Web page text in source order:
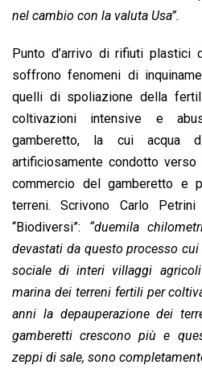
nel cambio con la valuta Usa”.
Punto d’arrivo di rifiuti
soffrono fenomeni di
quelli di spoliazione della
coltivazioni intensive e
gamberetto, la cui acqua
artificiosamente condotto verso
commercio del gamberetto e
terreni. Scrivono Carlo
“Biodiversi”: “duemila
devastati da questo processo
sociale di interi villaggi
marina dei terreni fertili per
anni la depauperazione dei
gamberetti crescono più e
zeppi di sale, sono